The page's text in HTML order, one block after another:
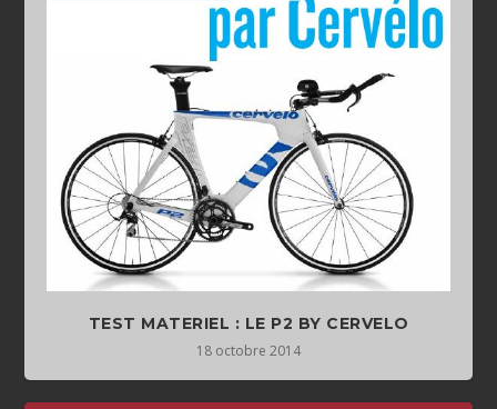
TEST MATERIEL : LE P2 BY CERVELO
18 octobre 2014